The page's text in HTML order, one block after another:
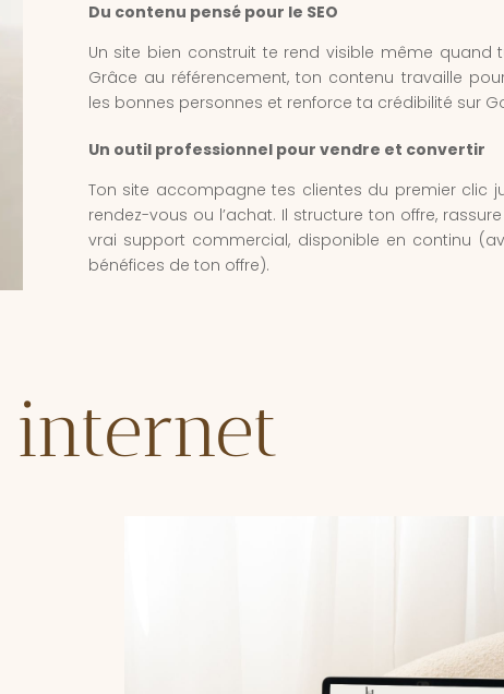
Du contenu pensé pour le SEO
Un site bien construit te rend visible même quand
Grâce au référencement, ton contenu travaille
les bonnes personnes et renforce ta crédibilité sur
Un outil professionnel pour vendre et convertir
Ton site accompagne tes clientes du premier clic
rendez-vous ou l’achat. Il structure ton offre,
vrai support commercial, disponible en continu
bénéfices de ton offre).